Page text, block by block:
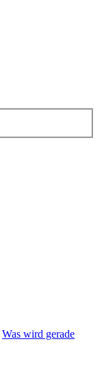
Was wird gerade